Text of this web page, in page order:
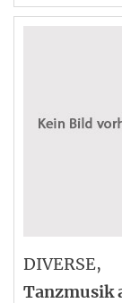
DIVERSE,
Tanzmusik